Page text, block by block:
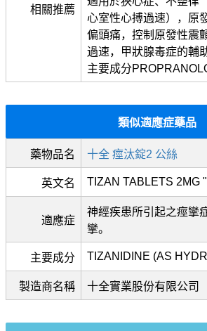
相關推薦
心室性心搏過速），原
偏頭痛，控制原發性震
過速，甲狀腺毒症的輔
主要成分
類似適應症藥品
藥物品名 十全 痙汰錠2 公絲
英文名 TIZAN TABLETS 2MG
適應症
神經疾患所引起之痙攣
攣。
主要成分 TIZANIDINE (AS
製造商名稱 十全實業股份有限公司